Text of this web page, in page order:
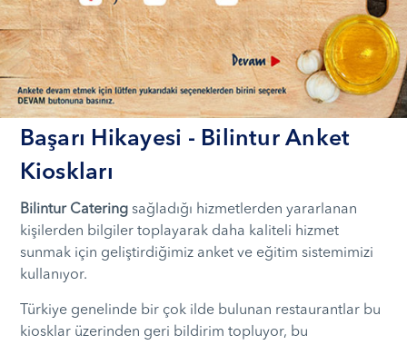
Başarı Hikayesi - Bilintur Anket
Kioskları
Bilintur Cateringsağladığı hizmetlerden yararlanan
kişilerden bilgiler toplayarak daha kaliteli hizmet
sunmak için geliştirdiğimiz anket ve eğitim sistemimizi
kullanıyor.
Türkiye genelinde bir çok ilde bulunan restaurantlar bu
kiosklar üzerinden geri bildirim topluyor, bu